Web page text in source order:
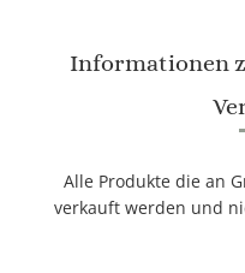
Informationen
Alle Produkte die an
verkauft werden und